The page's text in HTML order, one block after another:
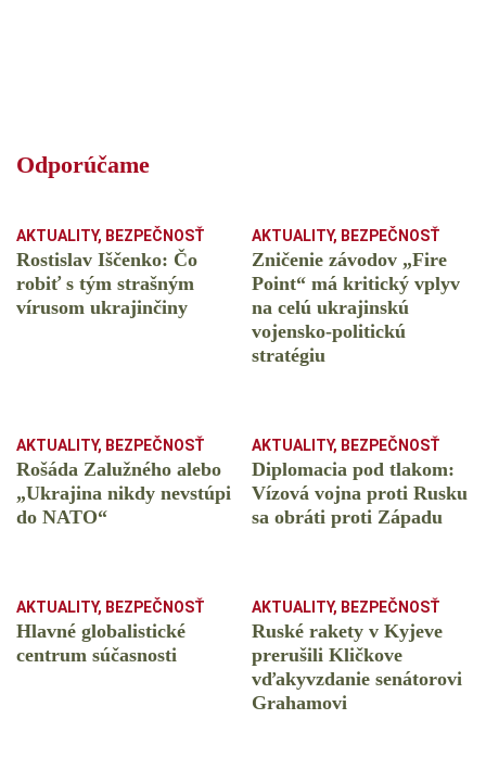
Odporúčame
AKTUALITY, BEZPEČNOSŤ
Rostislav Iščenko: Čo
robiť s tým strašným
vírusom ukrajinčiny
AKTUALITY, BEZPEČNOSŤ
Zničenie závodov „Fire
Point“ má kritický vplyv
na celú ukrajinskú
vojensko-politickú
stratégiu
AKTUALITY, BEZPEČNOSŤ
Rošáda Zalužného alebo
„Ukrajina nikdy nevstúpi
do NATO“
AKTUALITY, BEZPEČNOSŤ
Diplomacia pod tlakom:
Vízová vojna proti Rusku
sa obráti proti Západu
AKTUALITY, BEZPEČNOSŤ
Hlavné globalistické
centrum súčasnosti
AKTUALITY, BEZPEČNOSŤ
Ruské rakety v Kyjeve
prerušili Kličkove
vďakyvzdanie senátorovi
Grahamovi